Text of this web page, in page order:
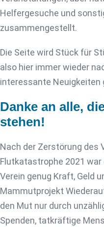
Helfergesuche und
zusammengestellt.
Die Seite wird Stück für
also hier immer wieder
interessante Neuigkeiten
Danke an alle,
stehen!
Nach der Zerstörung des
Flutkatastrophe 2021 war
Verein genug Kraft, Geld
Mammutprojekt
den Mut nur durch
Spenden, tatkräftige